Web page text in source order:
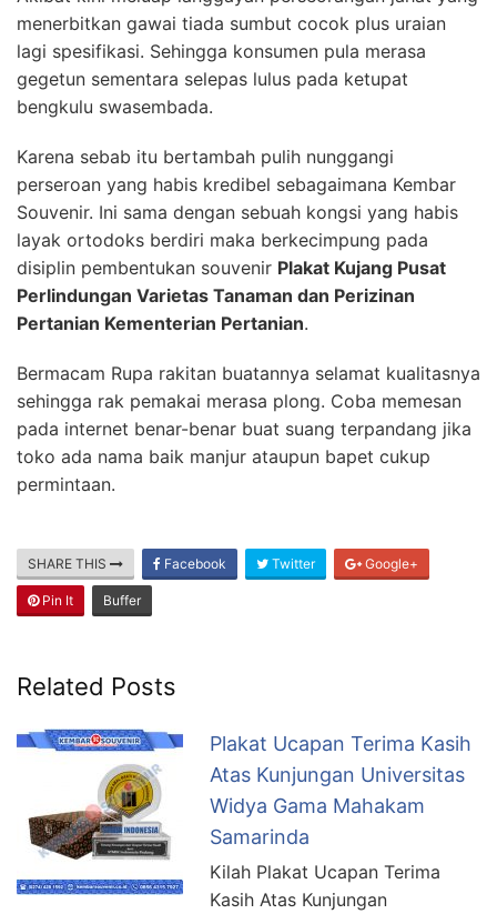
menerbitkan gawai tiada sumbut cocok plus uraian
lagi spesifikasi. Sehingga konsumen pula merasa
gegetun sementara selepas lulus pada ketupat
bengkulu swasembada.
Karena sebab itu bertambah pulih nunggangi
perseroan yang habis kredibel sebagaimana Kembar
Souvenir. Ini sama dengan sebuah kongsi yang habis
layak ortodoks berdiri maka berkecimpung pada
disiplin pembentukan souvenir Plakat Kujang Pusat
Perlindungan Varietas Tanaman dan Perizinan
Pertanian Kementerian Pertanian.
Bermacam Rupa rakitan buatannya selamat kualitasnya
sehingga rak pemakai merasa plong. Coba memesan
pada internet benar-benar buat suang terpandang jika
toko ada nama baik manjur ataupun bapet cukup
permintaan.
SHARE THIS Facebook Twitter Google+
Pin It Buffer
Related Posts
Plakat Ucapan Terima Kasih
Atas Kunjungan Universitas
Widya Gama Mahakam
Samarinda
Kilah Plakat Ucapan Terima
Kasih Atas Kunjungan